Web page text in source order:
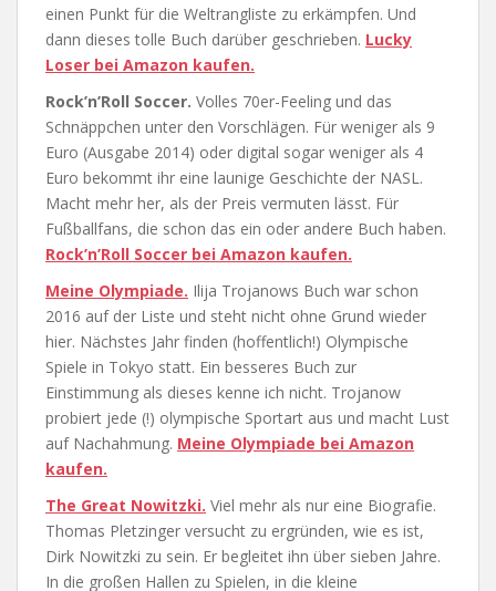
einen Punkt für die Weltrangliste zu erkämpfen. Und
dann dieses tolle Buch darüber geschrieben. Lucky
Loser bei Amazon kaufen.
Rock’n’Roll Soccer. Volles 70er-Feeling und das
Schnäppchen unter den Vorschlägen. Für weniger als 9
Euro (Ausgabe 2014) oder digital sogar weniger als 4
Euro bekommt ihr eine launige Geschichte der NASL.
Macht mehr her, als der Preis vermuten lässt. Für
Fußballfans, die schon das ein oder andere Buch haben.
Rock’n’Roll Soccer bei Amazon kaufen.
Meine Olympiade. Ilija Trojanows Buch war schon
2016 auf der Liste und steht nicht ohne Grund wieder
hier. Nächstes Jahr finden (hoffentlich!) Olympische
Spiele in Tokyo statt. Ein besseres Buch zur
Einstimmung als dieses kenne ich nicht. Trojanow
probiert jede (!) olympische Sportart aus und macht Lust
auf Nachahmung. Meine Olympiade bei Amazon
kaufen.
The Great Nowitzki. Viel mehr als nur eine Biografie.
Thomas Pletzinger versucht zu ergründen, wie es ist,
Dirk Nowitzki zu sein. Er begleitet ihn über sieben Jahre.
In die großen Hallen zu Spielen, in die kleine